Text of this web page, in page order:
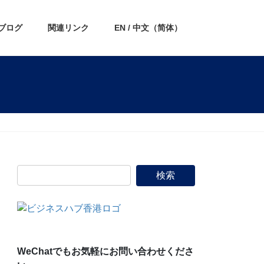
ログ 関連リンク EN / 中文（简体）
WeChatでもお気軽にお問い合わせくださ